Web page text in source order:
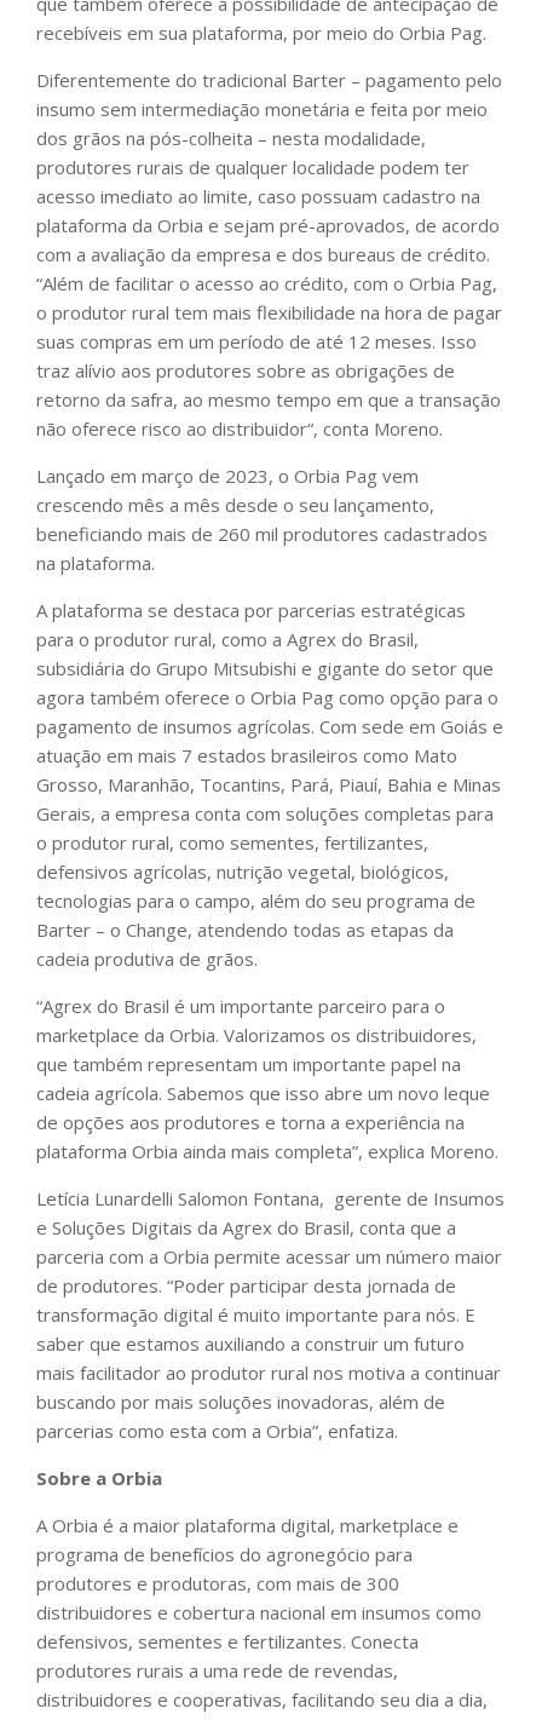
recebíveis em sua plataforma, por meio do Orbia Pag.
Diferentemente do tradicional Barter – pagamento pelo
insumo sem intermediação monetária e feita por meio
dos grãos na pós-colheita – nesta modalidade,
produtores rurais de qualquer localidade podem ter
acesso imediato ao limite, caso possuam cadastro na
plataforma da Orbia e sejam pré-aprovados, de acordo
com a avaliação da empresa e dos bureaus de crédito.
“Além de facilitar o acesso ao crédito, com o Orbia Pag,
o produtor rural tem mais flexibilidade na hora de pagar
suas compras em um período de até 12 meses. Isso
traz alívio aos produtores sobre as obrigações de
retorno da safra, ao mesmo tempo em que a transação
não oferece risco ao distribuidor“, conta Moreno.
Lançado em março de 2023, o Orbia Pag vem
crescendo mês a mês desde o seu lançamento,
beneficiando mais de 260 mil produtores cadastrados
na plataforma.
A plataforma se destaca por parcerias estratégicas
para o produtor rural, como a Agrex do Brasil,
subsidiária do Grupo Mitsubishi e gigante do setor que
agora também oferece o Orbia Pag como opção para o
pagamento de insumos agrícolas. Com sede em Goiás e
atuação em mais 7 estados brasileiros como Mato
Grosso, Maranhão, Tocantins, Pará, Piauí, Bahia e Minas
Gerais, a empresa conta com soluções completas para
o produtor rural, como sementes, fertilizantes,
defensivos agrícolas, nutrição vegetal, biológicos,
tecnologias para o campo, além do seu programa de
Barter – o Change, atendendo todas as etapas da
cadeia produtiva de grãos.
“Agrex do Brasil é um importante parceiro para o
marketplace da Orbia. Valorizamos os distribuidores,
que também representam um importante papel na
cadeia agrícola. Sabemos que isso abre um novo leque
de opções aos produtores e torna a experiência na
plataforma Orbia ainda mais completa”, explica Moreno.
Letícia Lunardelli Salomon Fontana, gerente de Insumos
e Soluções Digitais da Agrex do Brasil, conta que a
parceria com a Orbia permite acessar um número maior
de produtores. “Poder participar desta jornada de
transformação digital é muito importante para nós. E
saber que estamos auxiliando a construir um futuro
mais facilitador ao produtor rural nos motiva a continuar
buscando por mais soluções inovadoras, além de
parcerias como esta com a Orbia”, enfatiza.
Sobre a Orbia
A Orbia é a maior plataforma digital, marketplace e
programa de benefícios do agronegócio para
produtores e produtoras, com mais de 300
distribuidores e cobertura nacional em insumos como
defensivos, sementes e fertilizantes. Conecta
produtores rurais a uma rede de revendas,
distribuidores e cooperativas, facilitando seu dia a dia,